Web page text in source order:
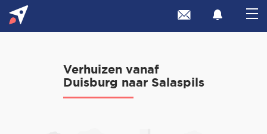
Verhuizen vanaf
Duisburg naar Salaspils